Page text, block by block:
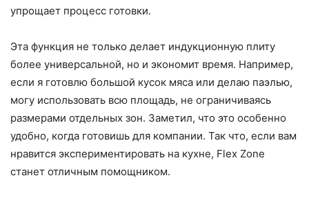
упрощает процесс готовки.
Эта функция не только делает индукционную плиту
более универсальной, но и экономит время. Например,
если я готовлю большой кусок мяса или делаю паэлью,
могу использовать всю площадь, не ограничиваясь
размерами отдельных зон. Заметил, что это особенно
удобно, когда готовишь для компании. Так что, если вам
нравится экспериментировать на кухне, Flex Zone
станет отличным помощником.